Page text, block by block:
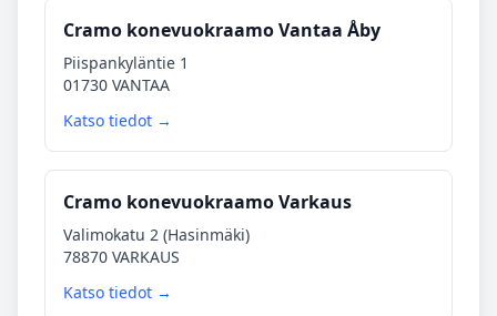
Cramo konevuokraamo Vantaa Åby
Piispankyläntie 1
01730 VANTAA
Katso tiedot →
Cramo konevuokraamo Varkaus
Valimokatu 2 (Hasinmäki)
78870 VARKAUS
Katso tiedot →